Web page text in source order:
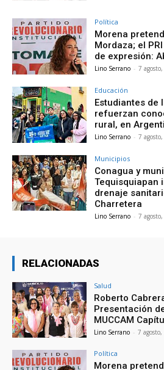
Política
Morena
Mordaza; el
de expresión:
Lino Serrano - 7
Educación
Estudiantes de
refuerzan
rural, en
Lino Serrano - 7
Municipios
Conagua y
Tequisquiapan
drenaje
Charretera
Lino Serrano - 7
RELACIONADAS
Salud
Roberto
Presentación
MUCCAM
Lino Serrano - 7
Política
Morena